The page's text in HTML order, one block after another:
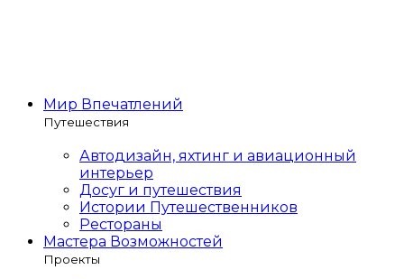
Мир Впечатлений
Путешествия
Автодизайн, яхтинг и авиационный
интерьер
Досуг и путешествия
Истории Путешественников
Рестораны
Мастера Возможностей
Проекты